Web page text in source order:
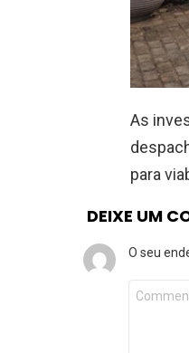
As
para
DEIXE UM
O seu